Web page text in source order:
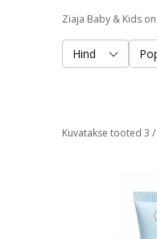
Hind
Kuvatakse tooted 3 /